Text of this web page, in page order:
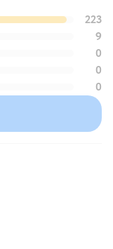
223
9
0
0
0